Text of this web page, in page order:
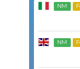
NM
NM